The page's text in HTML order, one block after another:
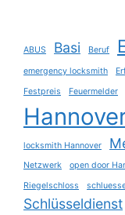
ABUS Basi Beruf
emergency locksmith
Festpreis Feuermelder
locksmith Hannover
Netzwerk open door
Riegelschloss
Schlüsseldienst